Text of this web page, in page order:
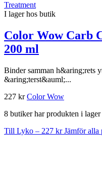
Treatment
I lager hos butik
Color Wow Carb
200 ml
Binder samman h&aring;rets
&aring;terst&auml;...
227 krColor Wow
8 butiker har produkten i lager
Till Lyko – 227 krJämför alla